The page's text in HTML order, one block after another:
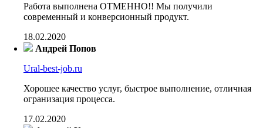
Работа выполнена ОТМЕННО!! Мы получили
современный и конверсионный продукт.
18.02.2020
Андрей Попов
Ural-best-job.ru
Хорошее качество услуг, быстрое выполнение, отличная
огранизация процесса.
17.02.2020